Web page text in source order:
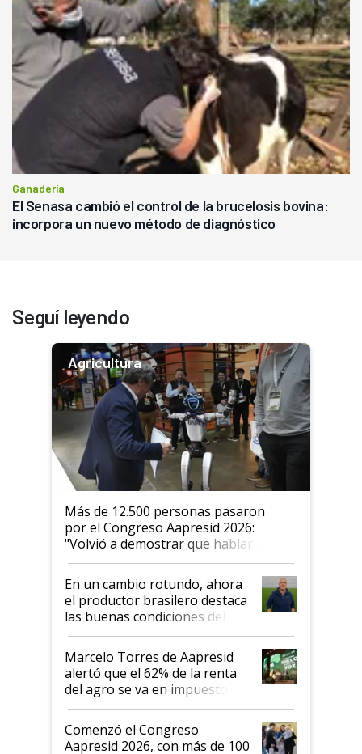
Ganadería
El Senasa cambió el control de la brucelosis bovina:
incorpora un nuevo método de diagnóstico
Seguí leyendo
Agricultura
Más de 12.500 personas pasaron
por el Congreso Aapresid 2026:
"Volvió a demostrar que hablar del
suelo es hablar de todo el sistema
productivo"
En un cambio rotundo, ahora
el productor brasilero destaca
las buenas condiciones del
agro argentino para invertir:
"Los veo más motivados"
Marcelo Torres de Aapresid
alertó que el 62% de la renta
del agro se va en impuestos:
"No es bueno que en
Argentina se sigan discutiendo
las mismas cosas de hace 50
Comenzó el Congreso
Aapresid 2026, con más de 100